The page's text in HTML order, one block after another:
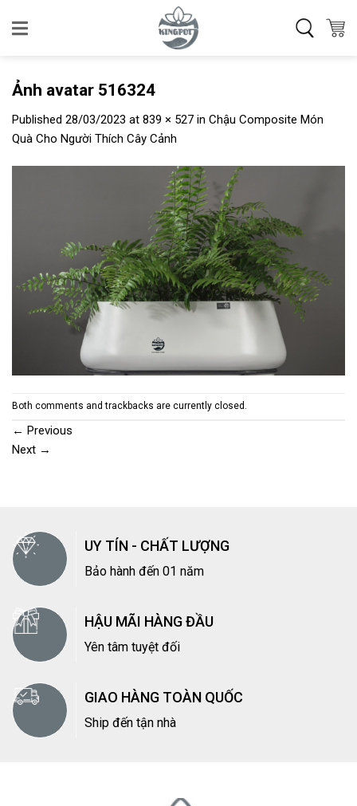
Ảnh avatar 516324
Published 28/03/2023 at 839 × 527 in Chậu Composite Món
Quà Cho Người Thích Cây Cảnh
Both comments and trackbacks are currently closed.
← Previous
Next →
UY TÍN - CHẤT LƯỢNG
Bảo hành đến 01 năm
HẬU MÃI HÀNG ĐẦU
Yên tâm tuyệt đối
GIAO HÀNG TOÀN QUỐC
Ship đến tận nhà